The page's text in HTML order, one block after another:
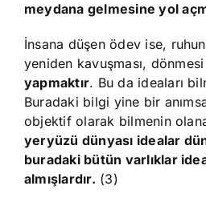
meydana gelmesine yol
İnsana düşen ödev ise,
yeniden kavuşması,
yapmaktır. Bu da ideaları
Buradaki bilgi yine bir
objektif olarak bilmenin
yeryüzü dünyası idealar
buradaki bütün varlıklar
almışlardır. (3)